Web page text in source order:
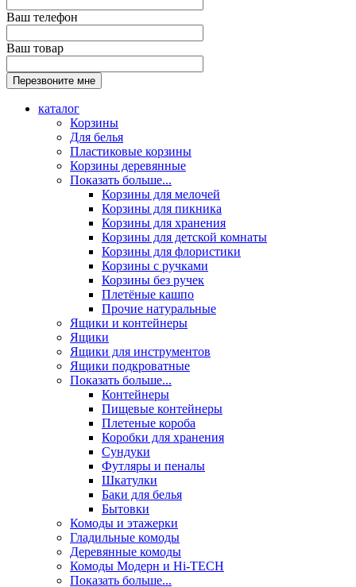
Ваш телефон
Ваш товар
каталог
Корзины
Для белья
Пластиковые корзины
Корзины деревянные
Показать больше...
Корзины для мелочей
Корзины для пикника
Корзины для хранения
Корзины для детской комнаты
Корзины для флористики
Корзины с ручками
Корзины без ручек
Плетёные кашпо
Прочие натуральные
Ящики и контейнеры
Ящики
Ящики для инструментов
Ящики подкроватные
Показать больше...
Контейнеры
Пищевые контейнеры
Плетеные короба
Коробки для хранения
Сундуки
Футляры и пеналы
Шкатулки
Баки для белья
Бытовки
Комоды и этажерки
Гладильные комоды
Деревянные комоды
Комоды Модерн и Hi-TECH
Показать больше...